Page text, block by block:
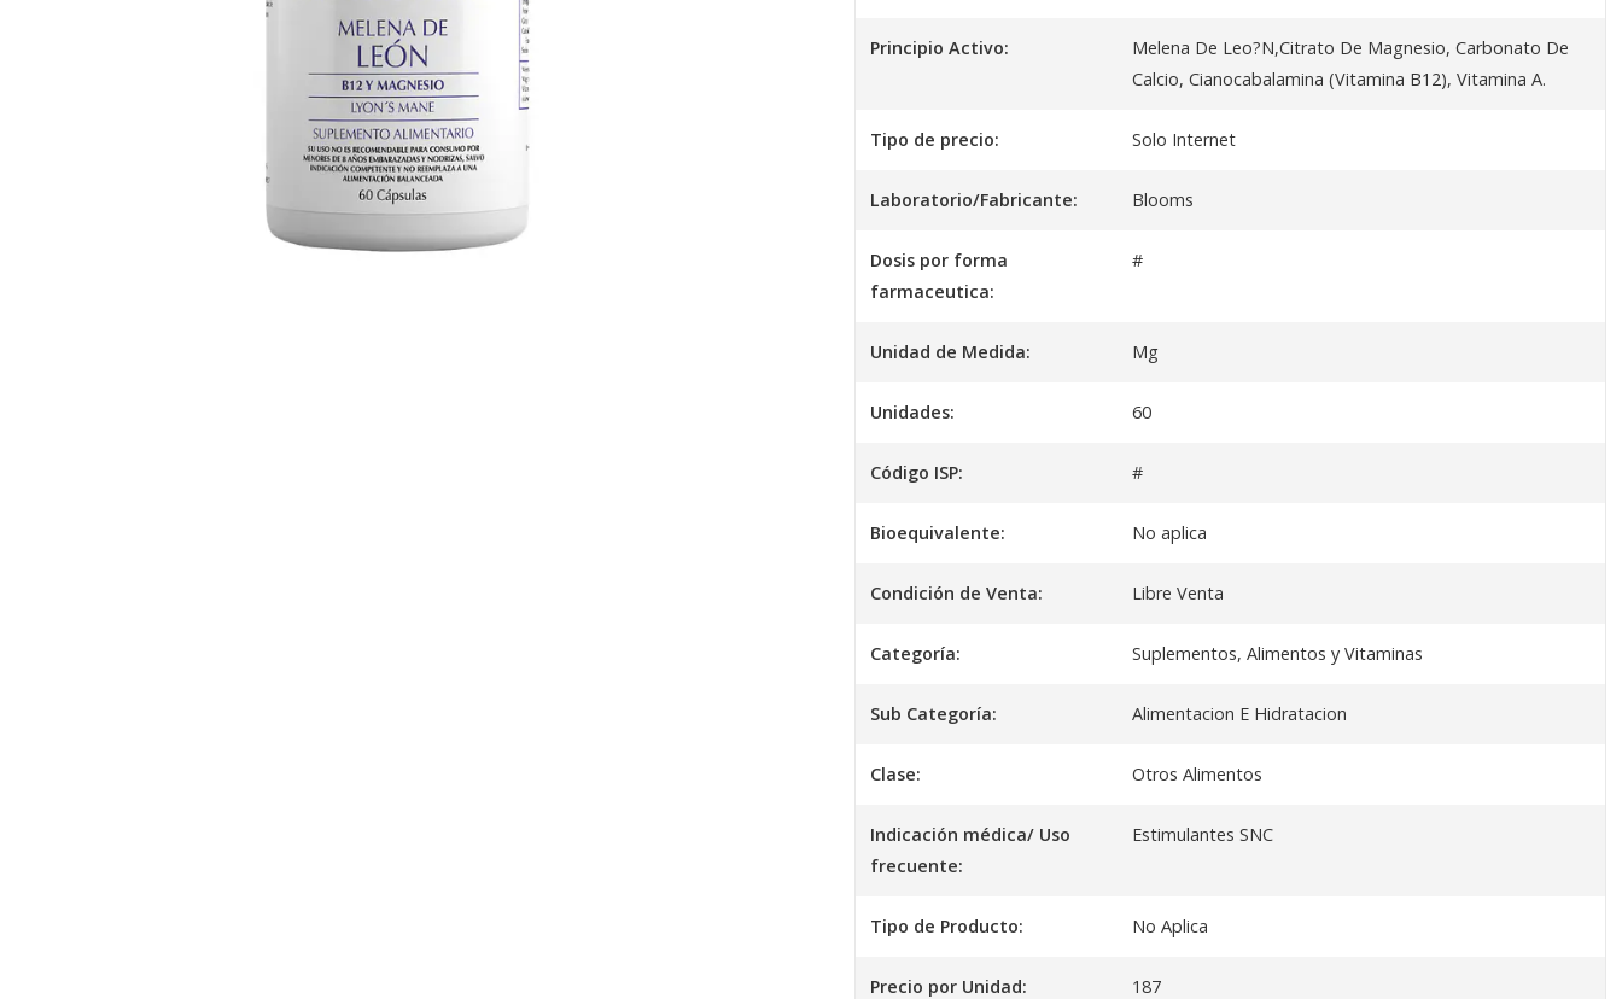
Principio Activo:
Melena De Leo?N,Citrato De Magnesio, Carbonato De
Calcio, Cianocabalamina (Vitamina B12), Vitamina A.
Tipo de precio: Solo Internet
Laboratorio/Fabricante: Blooms
Dosis por forma
farmaceutica:
#
Unidad de Medida: Mg
Unidades: 60
Código ISP: #
Bioequivalente: No aplica
Condición de Venta: Libre Venta
Categoría: Suplementos, Alimentos y Vitaminas
Sub Categoría: Alimentacion E Hidratacion
Clase: Otros Alimentos
Indicación médica/ Uso
frecuente:
Estimulantes SNC
Tipo de Producto: No Aplica
Precio por Unidad: 187